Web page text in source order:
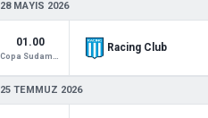
28 MAYIS 2026
01.00 Racing Club
25 TEMMUZ 2026